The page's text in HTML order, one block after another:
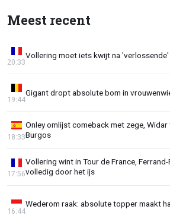
Meest recent
Vollering moet iets kwijt na
20:33
Gigant dropt absolute bom in
19:44
Onley omlijst comeback met zege,
Burgos
18:33
Vollering wint in Tour de France,
volledig door het ijs
17:56
Wederom raak: absolute topper maakt
16:44